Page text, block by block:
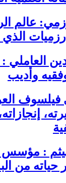
عالم
العاملي
وأديب
فيلسوف
:
حياته من